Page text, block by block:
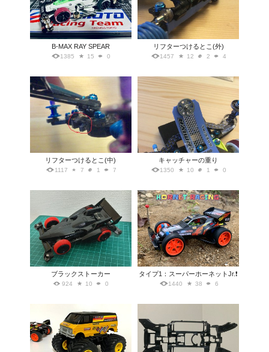
B-MAX RAY SPEAR
1385 15 0
リフターつけるとこ(外)
1457 12 2 4
リフターつけるとこ(中)
1117 7 1 7
キャッチャーの重り
1350 10 1 0
ブラックストーカー
924 10 0
タイプ1：スーパーホーネットJr.❗️
1440 38 6